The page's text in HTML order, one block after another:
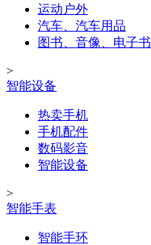
运动户外
汽车、汽车用品
图书、音像、电子书
>
智能设备
热卖手机
手机配件
数码影音
智能设备
>
智能手表
智能手环